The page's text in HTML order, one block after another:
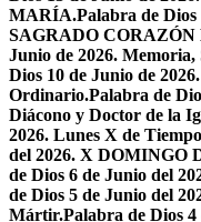
MARÍA.Palabra de Dios
SAGRADO CORAZÓN
Junio de 2026.
Dios 10 de Junio de
Ordinario.Palabra de
Diácono y Doctor de la
2026. Lunes X de
del 2026. X
de Dios 6 de Junio del
de Dios 5 de Junio del
Mártir.Palabra de Dios